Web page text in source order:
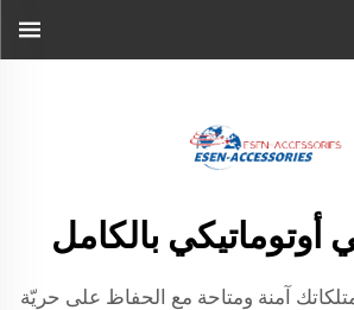
أوتوماتيكي بالكامل
آمنة ومتاحة مع الحفاظ على حريّة